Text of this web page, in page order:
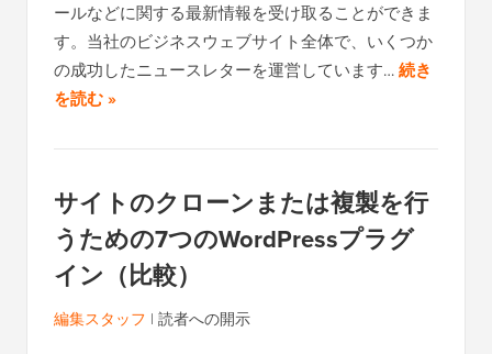
ールなどに関する最新情報を受け取ることができま
す。当社のビジネスウェブサイト全体で、いくつか
の成功したニュースレターを運営しています…続き
を読む »
サイトのクローンまたは複製を行
うための7つのWordPressプラグ
イン（比較）
編集スタッフ | 読者への開示